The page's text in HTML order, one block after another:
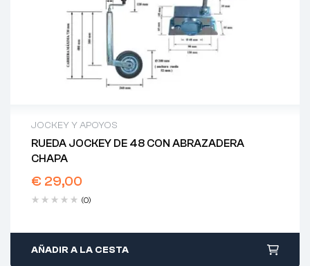
JOCKEY Y APOYOS
RUEDA JOCKEY DE 48 CON ABRAZADERA
CHAPA
€ 29,00
(0)
AÑADIR A LA CESTA